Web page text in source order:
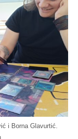
i Borna Glavurtić.